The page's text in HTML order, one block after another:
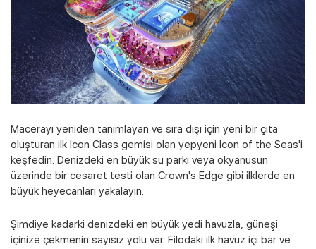
Macerayı yeniden tanımlayan ve sıra dışı için yeni bir çıta
oluşturan ilk Icon Class gemisi olan yepyeni Icon of the Seas'i
keşfedin. Denizdeki en büyük su parkı veya okyanusun
üzerinde bir cesaret testi olan Crown's Edge gibi ilklerde en
büyük heyecanları yakalayın.
Şimdiye kadarki denizdeki en büyük yedi havuzla, güneşi
içinize çekmenin sayısız yolu var. Filodaki ilk havuz içi bar ve